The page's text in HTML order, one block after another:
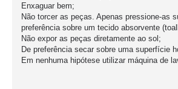
Enxaguar bem;
Não torcer as peças. Apenas pressione-as
preferência sobre um tecido absorvente
Não expor as peças diretamente ao sol;
De preferência secar sobre uma superfície
Em nenhuma hipótese utilizar máquina de